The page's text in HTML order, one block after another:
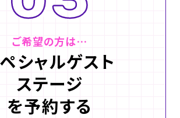
ご希望の方は…
シャルゲスト
ステージ
を予約する